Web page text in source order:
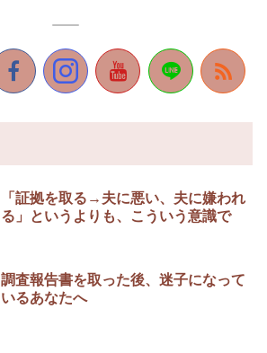
「証拠を取る→夫に悪い、夫に嫌われ
る」というよりも、こういう意識で
調査報告書を取った後、迷子になって
いるあなたへ